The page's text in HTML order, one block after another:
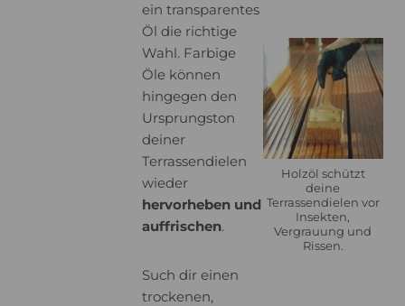
ein transparentes
Öl die richtige
Wahl. Farbige
Öle können
hingegen den
Ursprungston
deiner
Terrassendielen
wieder
hervorheben und
auffrischen.
Such dir einen
trockenen,
Holzöl schützt
deine
Terrassendielen vor
Insekten,
Vergrauung und
Rissen.